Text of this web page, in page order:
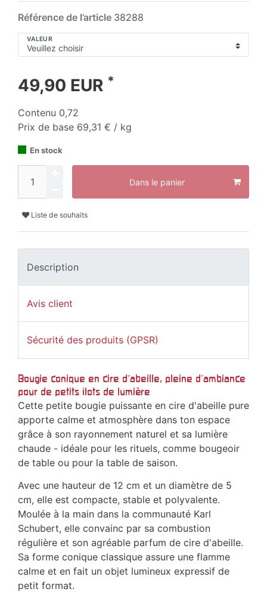
Référence de l’article 38288
VALEUR
49,90 EUR *
Contenu 0,72
Prix de base 69,31 € / kg
En stock
Dans le panier
Liste de souhaits
Description
Avis client
Sécurité des produits (GPSR)
Bougie conique en cire d'abeille, pleine d'ambiance
pour de petits îlots de lumière
Cette petite bougie puissante en cire d'abeille pure
apporte calme et atmosphère dans ton espace
grâce à son rayonnement naturel et sa lumière
chaude - idéale pour les rituels, comme bougeoir
de table ou pour la table de saison.
Avec une hauteur de 12 cm et un diamètre de 5
cm, elle est compacte, stable et polyvalente.
Moulée à la main dans la communauté Karl
Schubert, elle convainc par sa combustion
régulière et son agréable parfum de cire d'abeille.
Sa forme conique classique assure une flamme
calme et en fait un objet lumineux expressif de
petit format.